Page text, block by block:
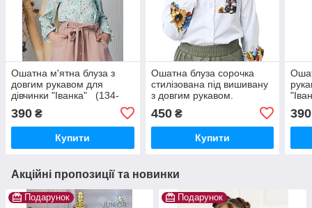
Ошатна м'ятна блуза з
довгим рукавом для
дівчинки "Іванка" (134-
390 ₴
Купити
Ошатна блуза сорочка
стилізована під вишивану
з довгим рукавом.
450₴
Купити
390
Акційні пропозиції та новинки
Подарунок Подарунок